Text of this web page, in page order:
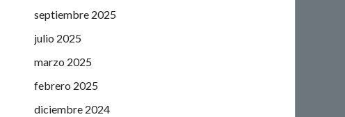
septiembre 2025
julio 2025
marzo 2025
febrero 2025
diciembre 2024